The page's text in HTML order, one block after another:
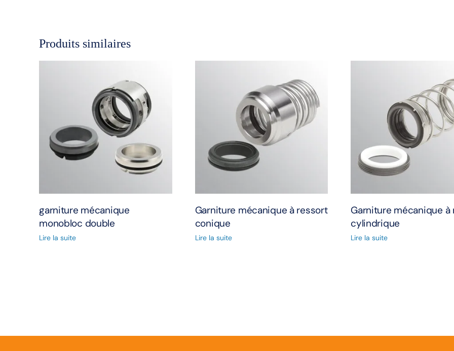
Produits similaires
garniture mécanique
monobloc double
Lire la suite
Garniture mécanique à ressort
conique
Lire la suite
Garniture mécanique à
cylindrique
Lire la suite